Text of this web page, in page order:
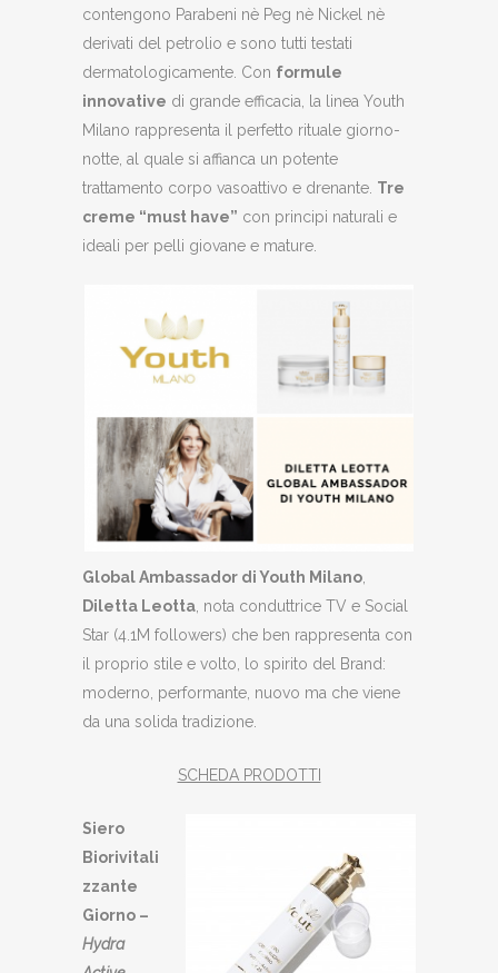
contengono Parabeni nè Peg nè Nickel nè
derivati del petrolio e sono tutti testati
dermatologicamente. Con formule
innovative di grande efficacia, la linea Youth
Milano rappresenta il perfetto rituale giorno-
notte, al quale si affianca un potente
trattamento corpo vasoattivo e drenante. Tre
creme “must have” con principi naturali e
ideali per pelli giovane e mature.
Global Ambassador di Youth Milano,
Diletta Leotta, nota conduttrice TV e Social
Star (4.1M followers) che ben rappresenta con
il proprio stile e volto, lo spirito del Brand:
moderno, performante, nuovo ma che viene
da una solida tradizione.
SCHEDA PRODOTTI
Siero
Biorivitali
zzante
Giorno –
Hydra